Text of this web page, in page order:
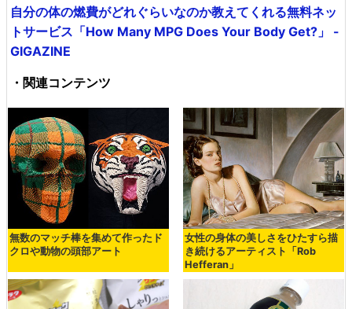
自分の体の燃費がどれぐらいなのか教えてくれる無料ネッ
トサービス「How Many MPG Does Your Body Get?」 -
GIGAZINE
・関連コンテンツ
無数のマッチ棒を集めて作ったド
クロや動物の頭部アート
女性の身体の美しさをひたすら描
き続けるアーティスト「Rob
Hefferan」